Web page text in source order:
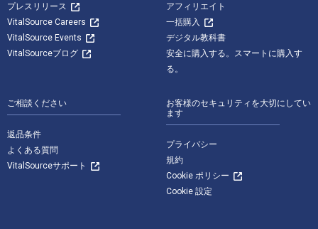
プレスリリース
VitalSource Careers
VitalSource Events
VitalSourceブログ
アフィリエイト
一括購入
デジタル教科書
安全に購入する。スマートに購入す
る。
ご相談ください
返品条件
よくある質問
VitalSourceサポート
お客様のセキュリティを大切にしてい
ます
プライバシー
規約
Cookie ポリシー
Cookie 設定